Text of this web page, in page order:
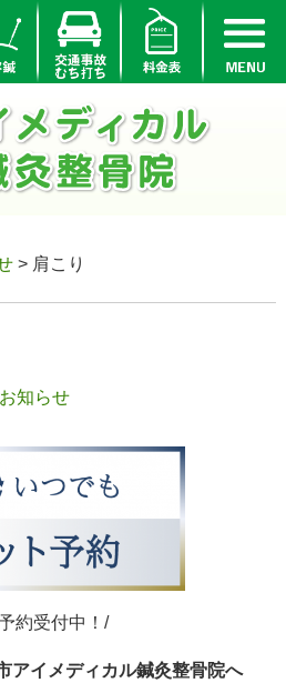
> 肩こり
お知らせ
約受付中！/
アイメディカル鍼灸整骨院へ